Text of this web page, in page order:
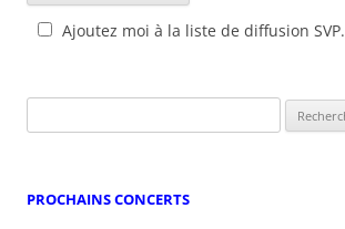
Ajoutez moi à la liste de diffusion SVP.
PROCHAINS CONCERTS